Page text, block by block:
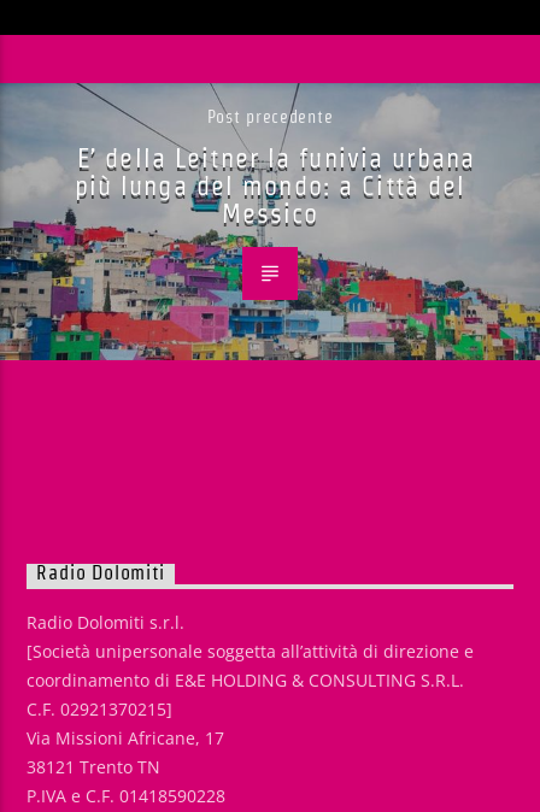
Post precedente
E’ della Leitner la funivia urbana
più lunga del mondo: a Città del
Messico
Radio Dolomiti
Radio Dolomiti s.r.l.
[Società unipersonale soggetta all’attività di direzione e
coordinamento di E&E HOLDING & CONSULTING S.R.L.
C.F. 02921370215]
Via Missioni Africane, 17
38121 Trento TN
P.IVA e C.F. 01418590228